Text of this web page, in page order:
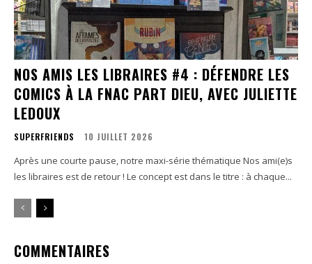
NOS AMIS LES LIBRAIRES #4 : DÉFENDRE LES
COMICS À LA FNAC PART DIEU, AVEC JULIETTE
LEDOUX
SUPERFRIENDS 10 JUILLET 2026
Après une courte pause, notre maxi-série thématique Nos ami(e)s
les libraires est de retour ! Le concept est dans le titre : à chaque...
COMMENTAIRES